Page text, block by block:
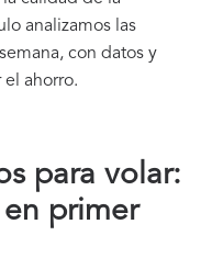
analizamos las
con datos y
el ahorro.
para volar:
primer